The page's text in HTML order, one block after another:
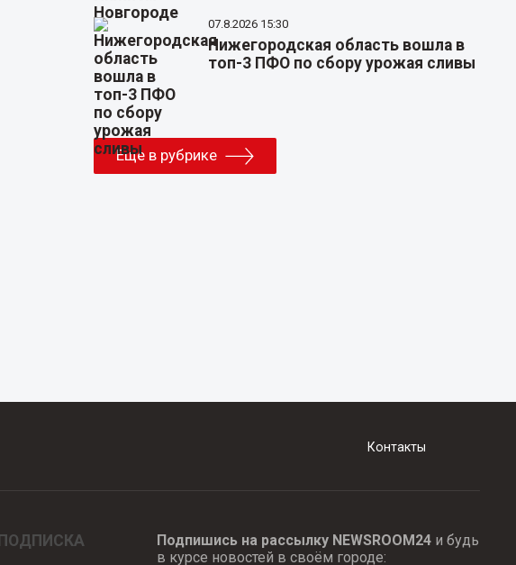
07.8.2026 15:30
Нижегородская область вошла в
топ-3 ПФО по сбору урожая сливы
Еще в рубрике
Контакты
ПОДПИСКА Подпишись на рассылку NEWSROOM24и будь
в курсе новостей в своём городе: